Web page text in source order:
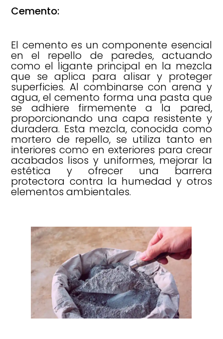
Cemento:
El cemento es un componente esencial
en el repello de paredes, actuando
como el ligante principal en la mezcla
que se aplica para alisar y proteger
superficies. Al combinarse con arena y
agua, el cemento forma una pasta que
se adhiere firmemente a la pared,
proporcionando una capa resistente y
duradera. Esta mezcla, conocida como
mortero de repello, se utiliza tanto en
interiores como en exteriores para crear
acabados lisos y uniformes, mejorar la
estética y ofrecer una barrera
protectora contra la humedad y otros
elementos ambientales.